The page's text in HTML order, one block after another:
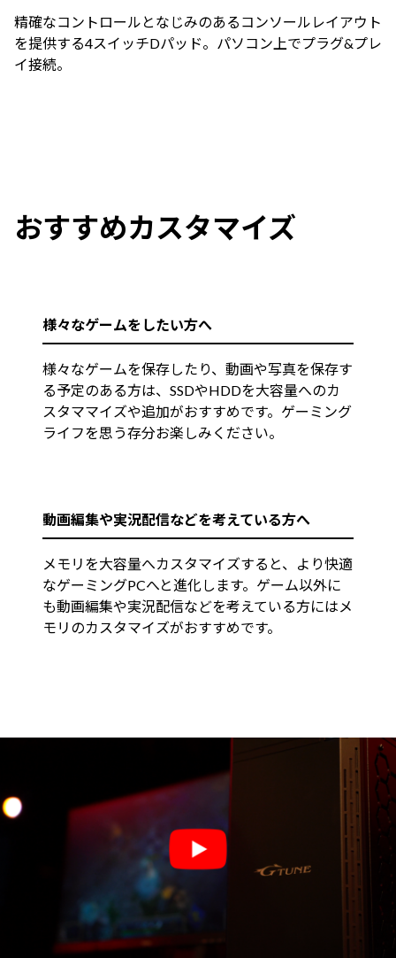
精確なコントロールとなじみのあるコンソールレイアウト
を提供する4スイッチDパッド。パソコン上でプラグ&プレ
イ接続。
おすすめカスタマイズ
様々なゲームをしたい方へ
様々なゲームを保存したり、動画や写真を保存す
る予定のある方は、SSDやHDDを大容量へのカ
スタママイズや追加がおすすめです。ゲーミング
ライフを思う存分お楽しみください。
動画編集や実況配信などを考えている方へ
メモリを大容量へカスタマイズすると、より快適
なゲーミングPCへと進化します。ゲーム以外に
も動画編集や実況配信などを考えている方にはメ
モリのカスタマイズがおすすめです。